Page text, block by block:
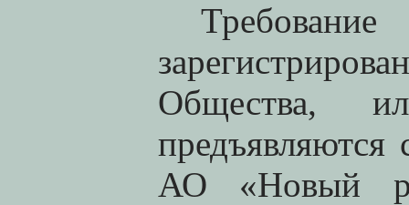
Общества,
предъявляются
АО «Новый